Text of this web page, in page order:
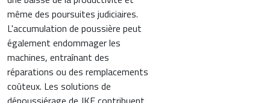
même des poursuites judiciaires.
L'accumulation de poussière peut
également endommager les
machines, entraînant des
réparations ou des remplacements
coûteux. Les solutions de